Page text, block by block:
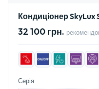
Кондиціонер SkyLux
32 100 грн.
Серія